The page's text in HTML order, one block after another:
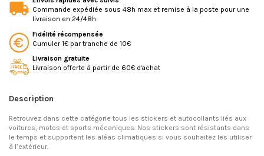
Commande expédiée sous 48h max et remise à la poste pour une
livraison en 24/48h
Fidélité récompensée
Cumuler 1€ par tranche de 10€
Livraison gratuite
Livraison offerte à partir de 60€ d'achat
Description
Retrouvez dans cette catégorie tous les stickers et autocollants liés aux
voitures, motos et sports mécaniques. Nos stickers sont résistants dans
le temps et supportent les aléas climatiques si vous souhaitez les utiliser
à l’extérieur.